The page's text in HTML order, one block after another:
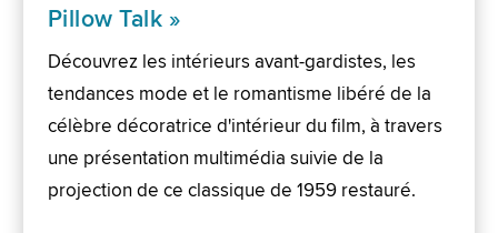
Pillow Talk »
Découvrez les intérieurs avant-gardistes, les
tendances mode et le romantisme libéré de la
célèbre décoratrice d'intérieur du film, à travers
une présentation multimédia suivie de la
projection de ce classique de 1959 restauré.